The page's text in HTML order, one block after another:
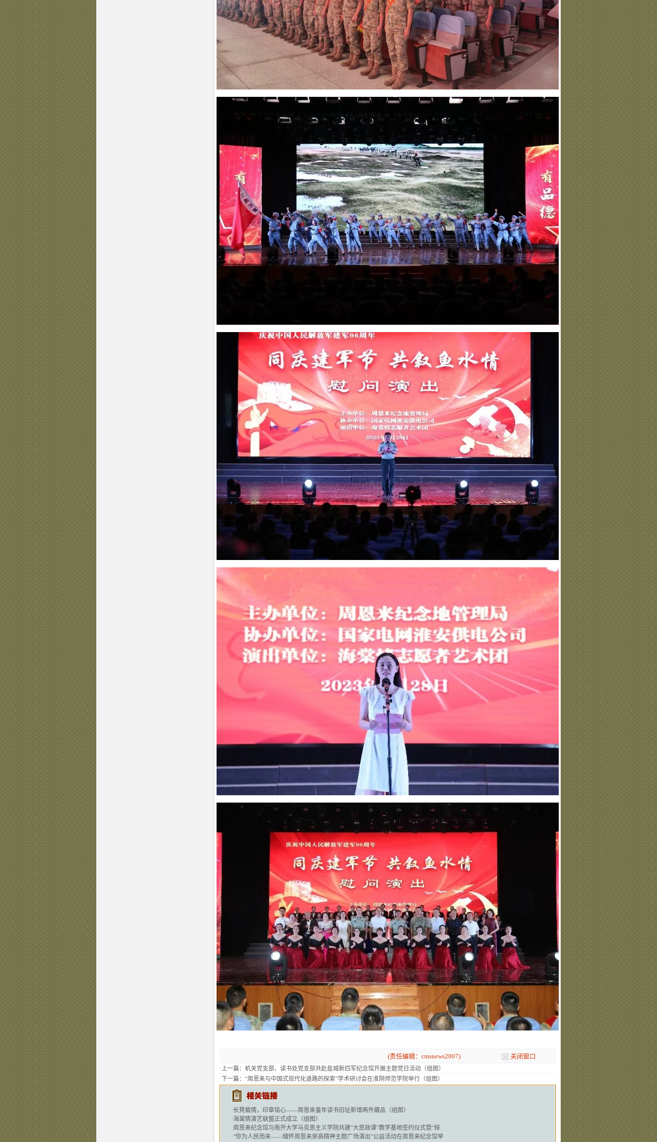
(责任编辑：cmsnews2007) 关闭窗口
·上一篇： 机关党支部、读书处党支部共赴盐城新四军纪念馆开展主题党日活动（组图）
·下一篇： “周恩来与中国式现代化道路的探索”学术研讨会在淮阴师范学院举行（组图）
·长凳载情，印章铭心——周恩来童年读书旧址新增两件藏品（组图）
·海棠情演艺联盟正式成立（组图）
·周恩来纪念馆与南开大学马克思主义学院共建“大思政课”教学基地签约仪式暨“探
·“你为人民而来——缅怀周恩来崇高精神主题广场演出”公益活动在周恩来纪念馆举